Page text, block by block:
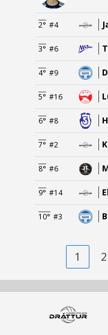
2° #4
3° #6
4° #9
5° #16
6° #8
7° #2
8° #6
9° #14
10° #3
1 2